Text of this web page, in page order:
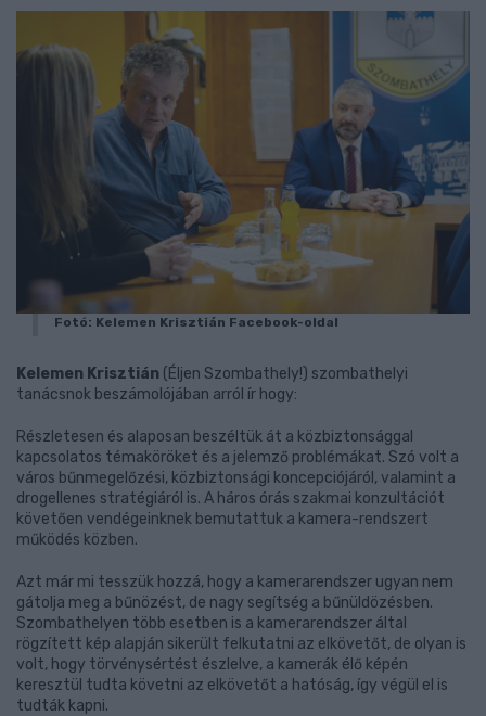
Fotó: Kelemen Krisztián Facebook-oldal
Kelemen Krisztián (Éljen Szombathely!) szombathelyi
tanácsnok beszámolójában arról ír hogy:
Részletesen és alaposan beszéltük át a közbiztonsággal
kapcsolatos témaköröket és a jelemző problémákat. Szó volt a
város bűnmegelőzési, közbiztonsági koncepciójáról, valamint a
drogellenes stratégiáról is. A háros órás szakmai konzultációt
követően vendégeinknek bemutattuk a kamera-rendszert
működés közben.
Azt már mi tesszük hozzá, hogy a kamerarendszer ugyan nem
gátolja meg a bűnözést, de nagy segítség a bűnüldözésben.
Szombathelyen több esetben is a kamerarendszer által
rögzített kép alapján sikerült felkutatni az elkövetőt, de olyan is
volt, hogy törvénysértést észlelve, a kamerák élő képén
keresztül tudta követni az elkövetőt a hatóság, így végül el is
tudták kapni.